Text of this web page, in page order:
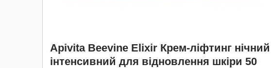
Apivita Beevine Elixir Крем-ліфтинг нічний
інтенсивний для відновлення шкіри 50